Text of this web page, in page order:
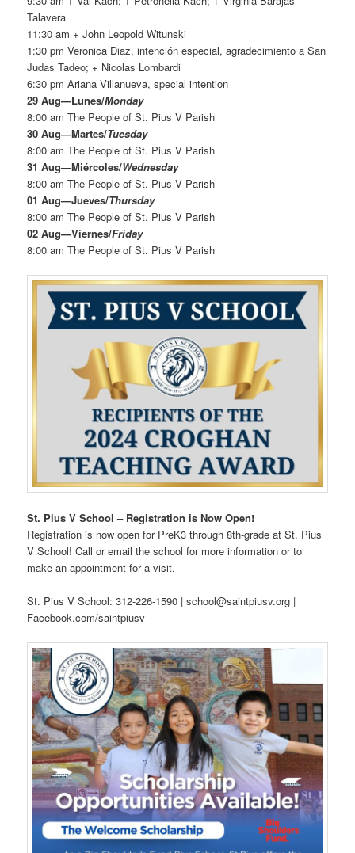
Talavera
11:30 am + John Leopold Witunski
1:30 pm Veronica Diaz, intención especial, agradecimiento a San
Judas Tadeo; + Nicolas Lombardi
6:30 pm Ariana Villanueva, special intention
29 Aug—Lunes/Monday
8:00 am The People of St. Pius V Parish
30 Aug—Martes/Tuesday
8:00 am The People of St. Pius V Parish
31 Aug—Miércoles/Wednesday
8:00 am The People of St. Pius V Parish
01 Aug—Jueves/Thursday
8:00 am The People of St. Pius V Parish
02 Aug—Viernes/Friday
8:00 am The People of St. Pius V Parish
St. Pius V School – Registration is Now Open!
Registration is now open for PreK3 through 8th-grade at St. Pius
V School! Call or email the school for more information or to
make an appointment for a visit.
St. Pius V School: 312-226-1590 | school@saintpiusv.org |
Facebook.com/saintpiusv